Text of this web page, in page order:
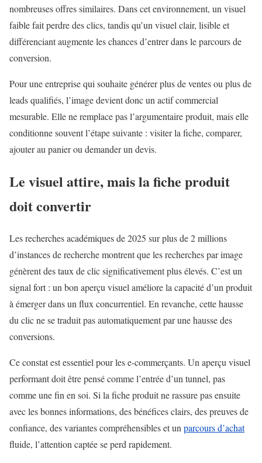
nombreuses offres similaires. Dans cet environnement, un visuel
faible fait perdre des clics, tandis qu’un visuel clair, lisible et
différenciant augmente les chances d’entrer dans le parcours de
conversion.
Pour une entreprise qui souhaite générer plus de ventes ou plus de
leads qualifiés, l’image devient donc un actif commercial
mesurable. Elle ne remplace pas l’argumentaire produit, mais elle
conditionne souvent l’étape suivante : visiter la fiche, comparer,
ajouter au panier ou demander un devis.
Le visuel attire, mais la fiche produit
doit convertir
Les recherches académiques de 2025 sur plus de 2 millions
d’instances de recherche montrent que les recherches par image
génèrent des taux de clic significativement plus élevés. C’est un
signal fort : un bon aperçu visuel améliore la capacité d’un produit
à émerger dans un flux concurrentiel. En revanche, cette hausse
du clic ne se traduit pas automatiquement par une hausse des
conversions.
Ce constat est essentiel pour les e-commerçants. Un aperçu visuel
performant doit être pensé comme l’entrée d’un tunnel, pas
comme une fin en soi. Si la fiche produit ne rassure pas ensuite
avec les bonnes informations, des bénéfices clairs, des preuves de
confiance, des variantes compréhensibles et unparcours d’achat
fluide, l’attention captée se perd rapidement.